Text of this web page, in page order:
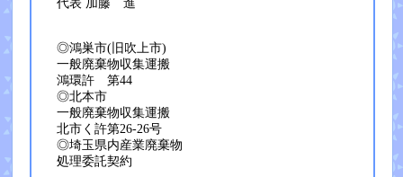
代表 加藤 進
◎鴻巣市(旧吹上市)
一般廃棄物収集運搬
鴻環許 第44
◎北本市
一般廃棄物収集運搬
北市く許第26-26号
◎埼玉県内産業廃棄物
処理委託契約